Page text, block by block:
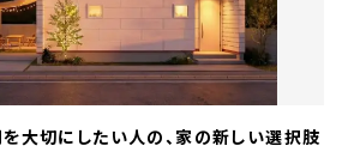
大切にしたい人の、家の新しい選択肢